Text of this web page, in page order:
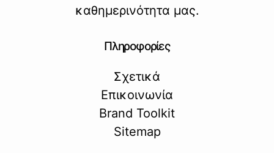
καθημερινότητα μας.
Πληροφορίες
Σχετικά
Επικοινωνία
Brand Toolkit
Sitemap